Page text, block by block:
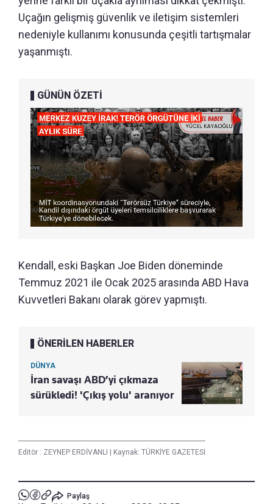
Uçağın gelişmiş güvenlik ve iletişim sistemleri
nedeniyle kullanımı konusunda çeşitli tartışmalar
yaşanmıştı.
GÜNÜN ÖZETİ
Kendall, eski Başkan Joe Biden döneminde
Temmuz 2021 ile Ocak 2025 arasında ABD Hava
Kuvvetleri Bakanı olarak görev yapmıştı.
ÖNERİLEN HABERLER
DÜNYA
İran savaşı ABD’yi çıkmaza
sürükledi! 'Çıkış yolu' aranıyor
Editör : ZEYNEP ERDİVANLI Kaynak: TÜRKİYE GAZETESİ
Paylaş